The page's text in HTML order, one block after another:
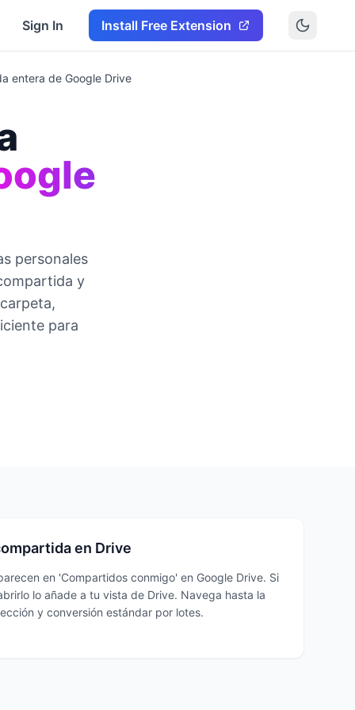
Sign In Install Free Extension
entera de Google Drive
personales
y
para
en Drive
en 'Compartidos conmigo' en Google Drive. Si
lo añade a tu vista de Drive. Navega hasta la
y conversión estándar por lotes.